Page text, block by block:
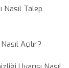
Nasıl Talep
Açılır?